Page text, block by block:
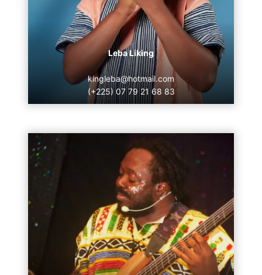
Leba Liking
kingleba@hotmail.com
(+225) 07 79 21 68 83